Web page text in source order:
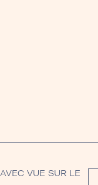
VUE SUR LE